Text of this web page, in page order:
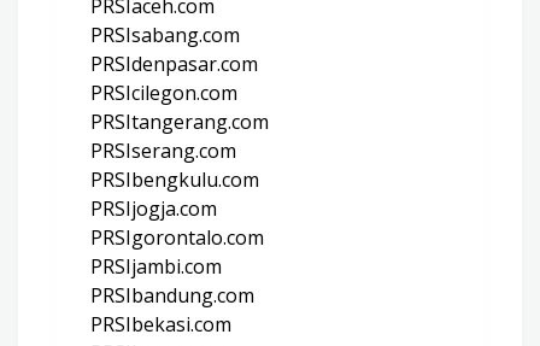
PRSIaceh.com
PRSIsabang.com
PRSIdenpasar.com
PRSIcilegon.com
PRSItangerang.com
PRSIserang.com
PRSIbengkulu.com
PRSIjogja.com
PRSIgorontalo.com
PRSIjambi.com
PRSIbandung.com
PRSIbekasi.com